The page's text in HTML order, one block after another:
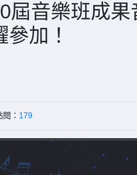
屆音樂班成
加！
： 179